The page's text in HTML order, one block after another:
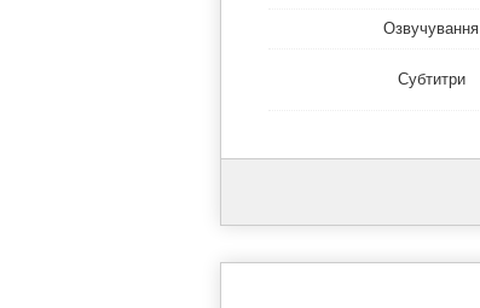
Озвучування
Субтитри